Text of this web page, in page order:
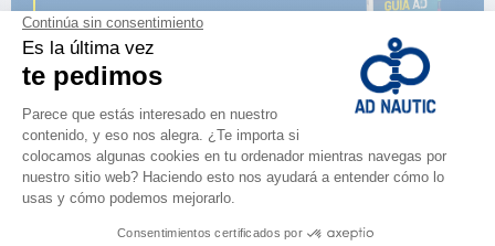
Descubre
la nueva guía AD 2026
NAVEGAR POR EL CATÁLOGO